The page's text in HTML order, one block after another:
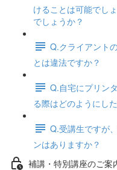
けることは可能でし
でしょうか？
Q.クライアント
とは違法ですか？
Q.自宅にプリン
る際はどのようにし
Q.受講生ですが
ンはありますか？
補講・特別講座のご案